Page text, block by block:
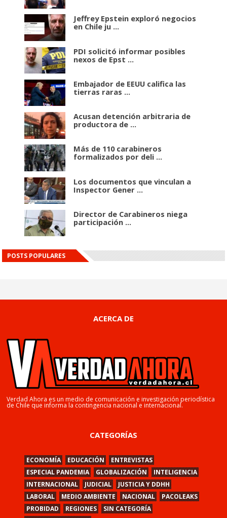
Jeffrey Epstein exploró negocios
en Chile ju ...
PDI solicitó informar posibles
nexos de Epst ...
Embajador de EEUU califica las
tierras raras ...
Acusan detención arbitraria de
productora de ...
Más de 110 carabineros
formalizados por deli ...
Los documentos que vinculan a
Inspector Gener ...
Director de Carabineros niega
participación ...
POSTS POPULARES
ACERCA DE
Verdad Ahora es un medio de comunicación e investigación periodística
de Chile que informa la contingencia nacional e internacional.
CATEGORÍAS
ECONOMÍA EDUCACIÓN
ENTREVISTAS
ESPECIAL PANDEMIA
GLOBALIZACIÓN
INTELIGENCIA
INTERNACIONAL
JUDICIAL
JUSTICIA Y DDHH
LABORAL
MEDIO AMBIENTE NACIONAL
PACOLEAKS
PROBIDAD
REGIONES
SIN CATEGORÍA